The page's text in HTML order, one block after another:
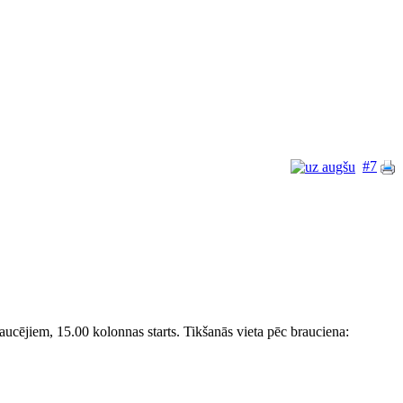
#7
15.00 kolonnas starts. Tikšanās vieta pēc brauciena: